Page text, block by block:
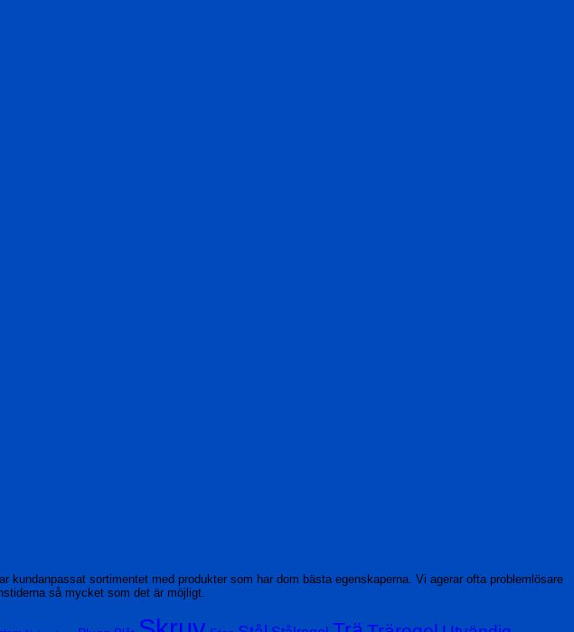
sortimentet med produkter som har dom bästa egenskaperna. Vi agerar ofta problemlösare
så mycket som det är möjligt.